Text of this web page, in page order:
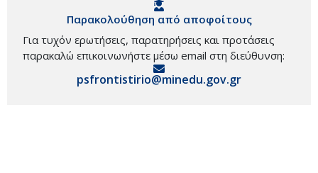
Παρακολούθηση από αποφοίτους
Για τυχόν ερωτήσεις, παρατηρήσεις και προτάσεις
παρακαλώ επικοινωνήστε μέσω email στη διεύθυνση:
psfrontistirio@minedu.gov.gr